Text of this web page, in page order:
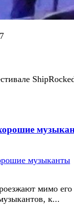
мимо его
к...